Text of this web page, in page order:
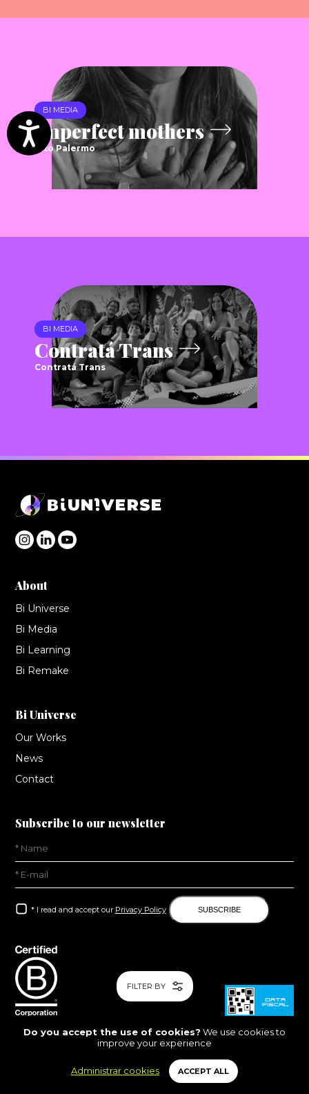
Accesibilidad
Do you accept the use of cookies? We use cookies to
improve your experience
Administrar cookies ACCEPT ALL
FILTER BY
BI MEDIA
Imperfect mothers
Alto Palermo
BI MEDIA
Contratá Trans
Contratá Trans
About
Bi Universe
Bi Media
Bi Learning
Bi Remake
Bi Universe
Our Works
News
Contact
Subscribe to our newsletter
* I read and accept our Privacy Policy SUBSCRIBE
Code of Ethics•Cookies Policy